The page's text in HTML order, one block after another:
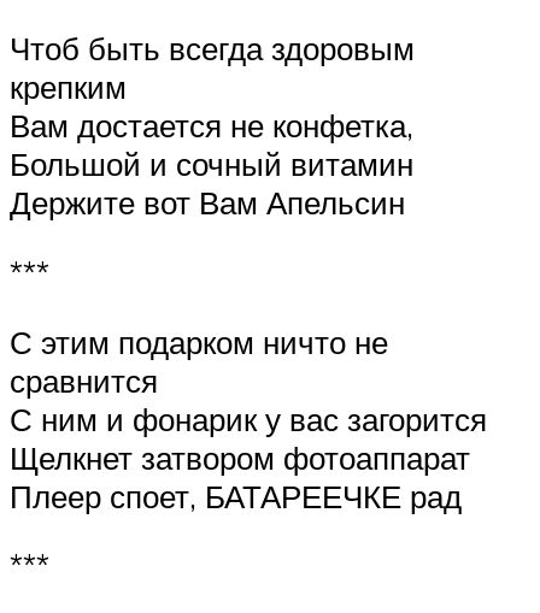
Чтоб быть всегда здоровым
крепким
Вам достается не конфетка,
Большой и сочный витамин
Держите вот Вам Апельсин
***
С этим подарком ничто не
сравнится
С ним и фонарик у вас загорится
Щелкнет затвором фотоаппарат
Плеер споет, БАТАРЕЕЧКЕ рад
***